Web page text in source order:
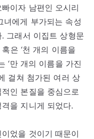
이자 남편인 오시리
녀에게 부가되는 속성
그래서 이집트 상형문
은 ‘천 개의 이름을
‘만 개의 이름을 가진
걸쳐 첨가된 여러 상
인 본질을 중심으로
을 지니게 되었다.
었을 것이기 때문이